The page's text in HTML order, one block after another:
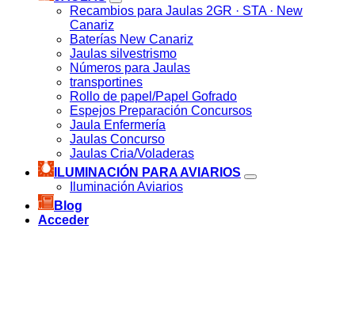
Recambios para Jaulas 2GR · STA · New
Canariz
Baterías New Canariz
Jaulas silvestrismo
Números para Jaulas
transportines
Rollo de papel/Papel Gofrado
Espejos Preparación Concursos
Jaula Enfermería
Jaulas Concurso
Jaulas Cria/Voladeras
ILUMINACIÓN PARA AVIARIOS
Iluminación Aviarios
Blog
Acceder